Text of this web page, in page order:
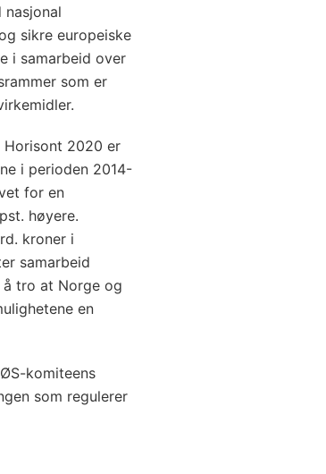
sikre europeiske
i samarbeid over
som er
Horisont 2020 er
i perioden 2014-
for en
høyere.
kroner i
samarbeid
å tro at Norge og
en
komiteens
som regulerer